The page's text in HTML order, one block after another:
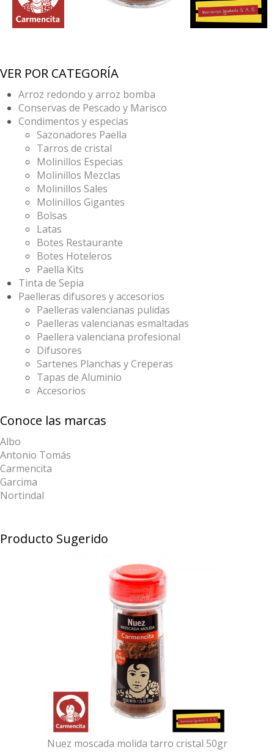
VER POR CATEGORÍA
Arroz redondo y arroz bomba
Conservas de Pescado y Marisco
Condimentos y especias
Sazonadores Paella
Tarros de cristal
Molinillos Especias
Molinillos Mezclas
Molinillos Sales
Molinillos Gigantes
Bolsas
Latas
Botes Restaurante
Botes Hoteleros
Paella Kits
Tinta de Sepia
Paelleras difusores y accesorios
Paelleras valencianas pulidas
Paelleras valencianas esmaltadas
Paellera valenciana profesional
Difusores
Sartenes Planchas y Creperas
Tapas de Aluminio
Accesorios
Conoce las marcas
Albo
Antonio Tomás
Carmencita
Garcima
Nortindal
Producto Sugerido
Nuez moscada molida tarro cristal 50gr